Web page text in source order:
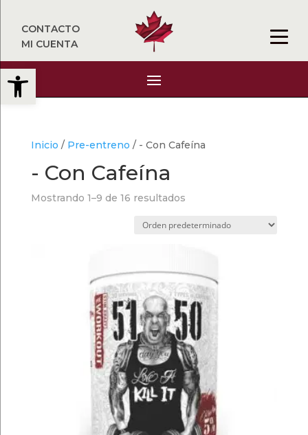
Abrir barra de herramientas
CONTACTO
MI CUENTA
Inicio / Pre-entreno / - Con Cafeína
- Con Cafeína
Mostrando 1–9 de 16 resultados